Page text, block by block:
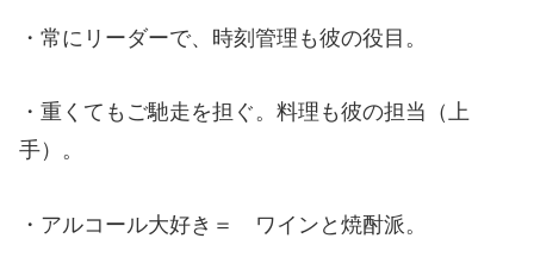
・常にリーダーで、時刻管理も彼の役目。
・重くてもご馳走を担ぐ。料理も彼の担当（上
手）。
・アルコール大好き＝ ワインと焼酎派。